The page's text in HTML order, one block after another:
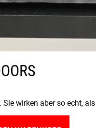
wirken aber so echt,